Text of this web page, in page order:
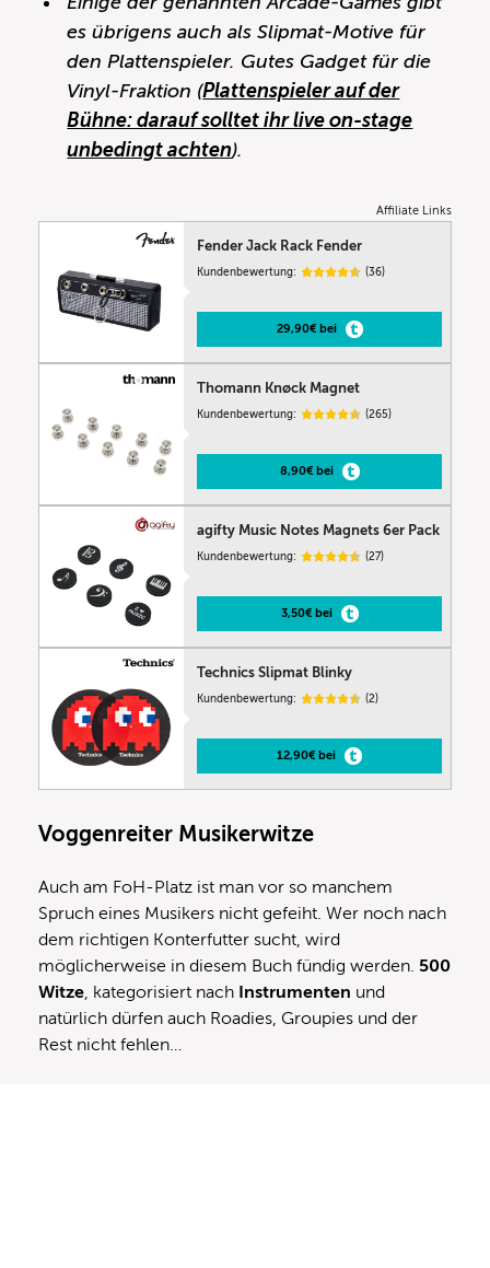
es übrigens auch als Slipmat-Motive für
den Plattenspieler. Gutes Gadget für die
Vinyl-Fraktion (Plattenspieler auf der
Bühne: darauf solltet ihr live on-stage
unbedingt achten).
Affiliate Links
Fender Jack Rack Fender
Kundenbewertung: (36)
29,90€ bei
Thomann Knøck Magnet
Kundenbewertung: (265)
8,90€ bei
agifty Music Notes Magnets 6er Pack
Kundenbewertung: (27)
3,50€ bei
Technics Slipmat Blinky
Kundenbewertung: (2)
12,90€ bei
Voggenreiter Musikerwitze
Auch am FoH-Platz ist man vor so manchem
Spruch eines Musikers nicht gefeiht. Wer noch nach
dem richtigen Konterfutter sucht, wird
möglicherweise in diesem Buch fündig werden. 500
Witze, kategorisiert nach Instrumenten und
natürlich dürfen auch Roadies, Groupies und der
Rest nicht fehlen…